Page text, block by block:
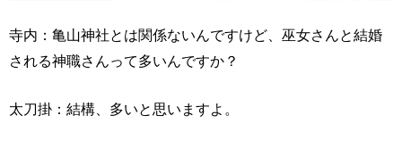
寺内：亀山神社とは関係ないんですけど、巫女さんと結婚
される神職さんって多いんですか？
太刀掛：結構、多いと思いますよ。